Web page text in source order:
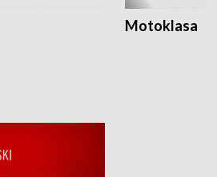
Motoklasa